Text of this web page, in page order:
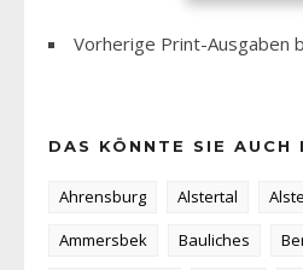
Vorherige Print-Ausgaben
DAS KÖNNTE SIE AUCH
Ahrensburg Alstertal
Ammersbek
Bauliches